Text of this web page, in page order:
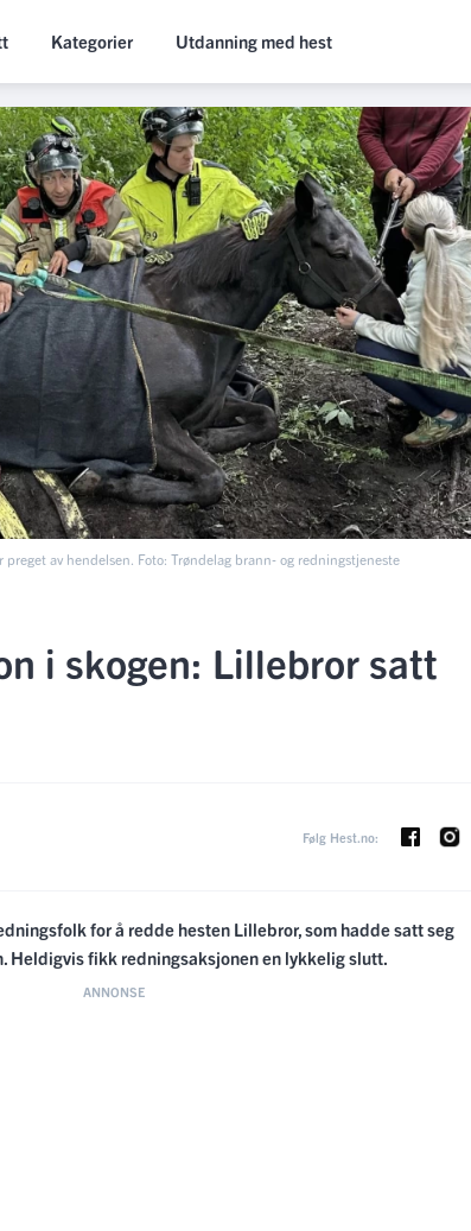
Kategorier Utdanning med hest
av hendelsen. Foto: Trøndelag brann- og redningstjeneste
i skogen: Lillebror satt
Følg Hest.no:
for å redde hesten Lillebror, som hadde satt seg
Heldigvis fikk redningsaksjonen en lykkelig slutt.